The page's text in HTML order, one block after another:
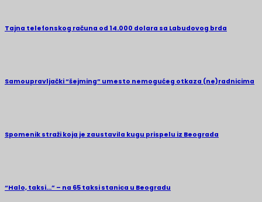
Tajna telefonskog računa od 14.000 dolara sa Labudovog brda
Samoupravljački “šejming” umesto nemogućeg otkaza (ne)radnicima
Spomenik straži koja je zaustavila kugu prispelu iz Beograda
“Halo, taksi…” – na 65 taksi stanica u Beogradu